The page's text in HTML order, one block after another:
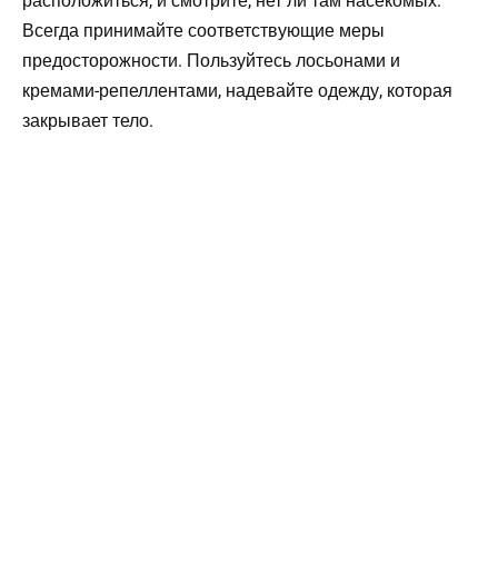
Всегда принимайте соответствующие меры
предосторожности. Пользуйтесь лосьонами и
кремами-репеллентами, надевайте одежду, которая
закрывает тело.